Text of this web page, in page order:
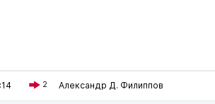
2 Александр Д. Филиппов